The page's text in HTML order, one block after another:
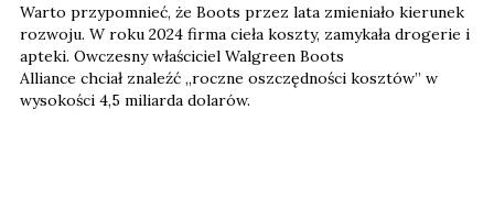
Warto przypomnieć, że Boots przez lata zmieniało kierunek
rozwoju. W roku 2024 firma cieła koszty, zamykała drogerie i
apteki. Owczesny właściciel Walgreen Boots
Alliance chciał znaleźć „roczne oszczędności kosztów” w
wysokości 4,5 miliarda dolarów.